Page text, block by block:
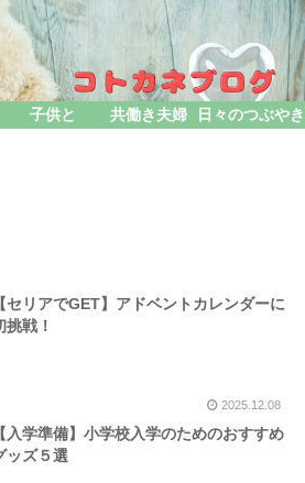
子供と 共働き夫婦 日々のつぶやき
【セリアでGET】アドベントカレンダーに
挑戦！
2025.12.08
【入学準備】小学校入学のためのおすすめ
ッズ５選